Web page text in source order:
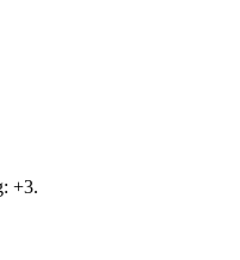
+3.